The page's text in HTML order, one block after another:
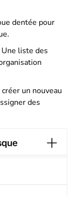
dentée pour
Une liste des
créer un nouveau
des